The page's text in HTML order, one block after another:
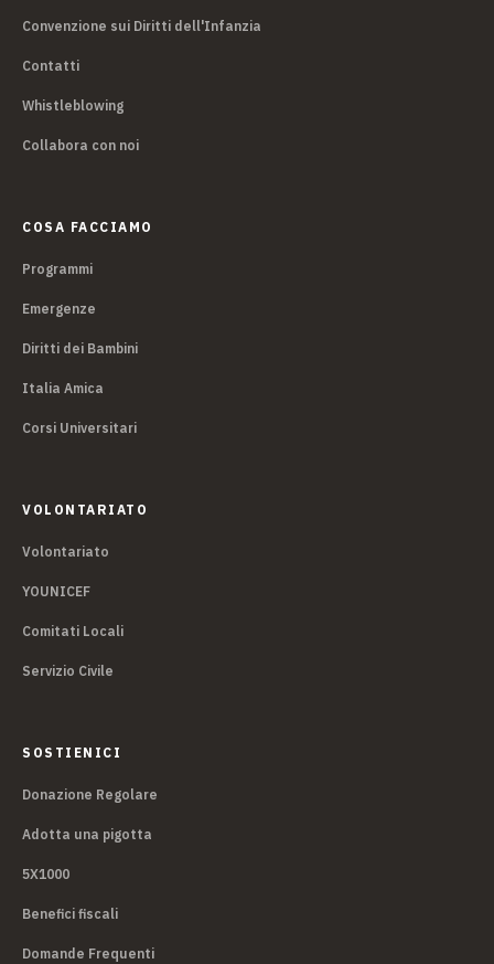
Convenzione sui Diritti dell'Infanzia
Contatti
Whistleblowing
Collabora con noi
COSA FACCIAMO
Programmi
Emergenze
Diritti dei Bambini
Italia Amica
Corsi Universitari
VOLONTARIATO
Volontariato
YOUNICEF
Comitati Locali
Servizio Civile
SOSTIENICI
Donazione Regolare
Adotta una pigotta
5X1000
Benefici fiscali
Domande Frequenti